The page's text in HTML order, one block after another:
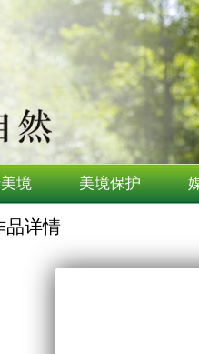
境 美境保护
品详情